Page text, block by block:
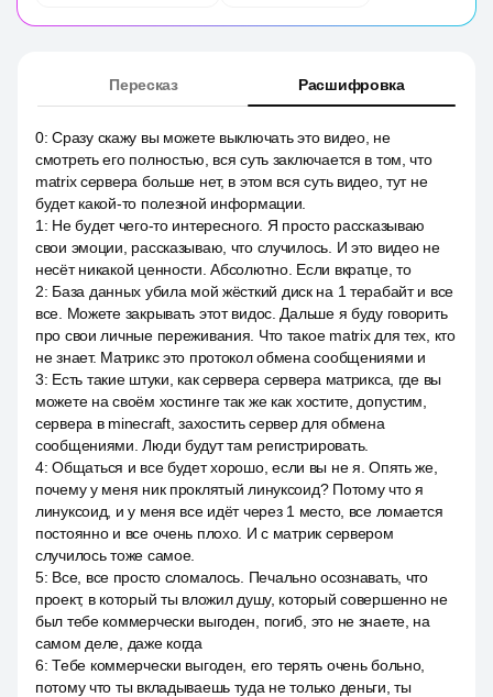
Пересказ Расшифровка
0:Сразу скажу вы можете выключать это видео, не
смотреть его полностью, вся суть заключается в том, что
matrix сервера больше нет, в этом вся суть видео, тут не
будет какой-то полезной информации.
1 : Не будет чего-то интересного. Я просто рассказываю
свои эмоции, рассказываю, что случилось. И это видео не
несёт никакой ценности. Абсолютно. Если вкратце, то
2: База данных убила мой жёсткий диск на 1 терабайт и все
все. Можете закрывать этот видос. Дальше я буду говорить
про свои личные переживания. Что такое matrix для тех, кто
не знает. Матрикс это протокол обмена сообщениями и
3: Есть такие штуки, как сервера сервера матрикса, где вы
можете на своём хостинге так же как хостите, допустим,
сервера в minecraft, захостить сервер для обмена
сообщениями. Люди будут там регистрировать.
4:Общаться и все будет хорошо, если вы не я. Опять же,
почему у меня ник проклятый линуксоид? Потому что я
линуксоид, и у меня все идёт через 1 место, все ломается
постоянно и все очень плохо. И с матрик сервером
случилось тоже самое.
5: Все, все просто сломалось. Печально осознавать, что
проект, в который ты вложил душу, который совершенно не
был тебе коммерчески выгоден, погиб, это не знаете, на
самом деле, даже когда
6:Тебе коммерчески выгоден, его терять очень больно,
потому что ты вкладываешь туда не только деньги, ты